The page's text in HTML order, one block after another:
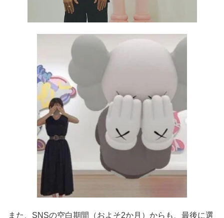
また、SNSの空白期間（およそ2か月）からも、最後に選